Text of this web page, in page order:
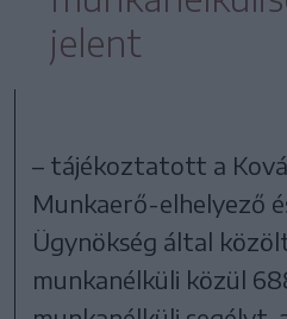
jelent
– tájékoztatott a
Munkaerő-elhelyező
Ügynökség által
munkanélküli közül